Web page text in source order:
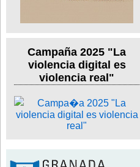
Campaña 2025 "La
violencia digital es
violencia real"